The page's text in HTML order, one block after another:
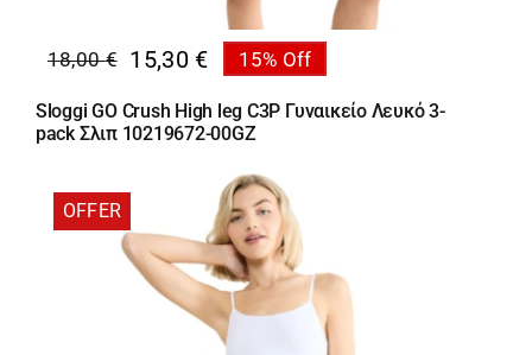
18,00€
Original
price
was:
15,30 €
Η
τρέχουσα
τιμή
15,30 €.
15% Off
Sloggi GO Crush High leg C3P Γυναικείο Λευκό 3-
pack Σλιπ 10219672-00GZ
OFFER